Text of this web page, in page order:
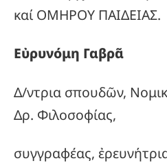
καί ΟΜΗΡΟΥ ΠΑΙΔΕΙΑΣ.
Εὐρυνόμη Γαβρᾶ
Δ/ντρια σπουδῶν,
Δρ. Φιλοσοφίας,
συγγραφέας,